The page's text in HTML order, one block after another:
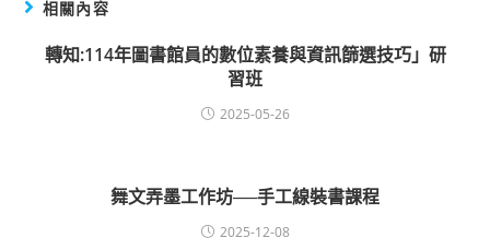
相關內容
轉知:114年圖書館員的數位素養與資訊篩選技巧」研
習班
2025-05-26
舞文弄墨工作坊──手工線裝書課程
2025-12-08